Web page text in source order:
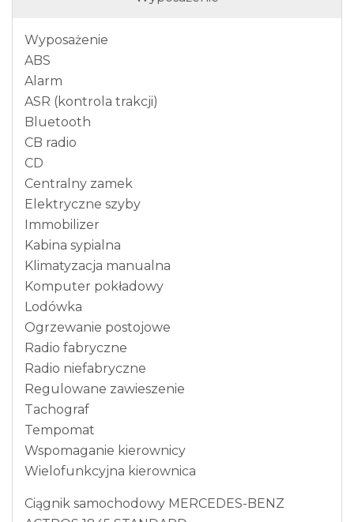
Wyposażenie
ABS
Alarm
ASR (kontrola trakcji)
Bluetooth
CB radio
CD
Centralny zamek
Elektryczne szyby
Immobilizer
Kabina sypialna
Klimatyzacja manualna
Komputer pokładowy
Lodówka
Ogrzewanie postojowe
Radio fabryczne
Radio niefabryczne
Regulowane zawieszenie
Tachograf
Tempomat
Wspomaganie kierownicy
Wielofunkcyjna kierownica
Ciągnik samochodowy MERCEDES-BENZ